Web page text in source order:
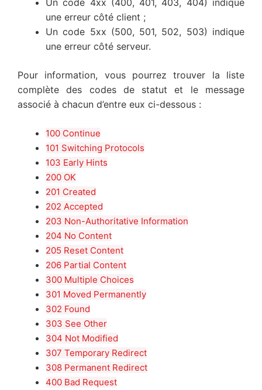
Un code 4xx (400, 401, 403, 404) indique
une erreur côté client ;
Un code 5xx (500, 501, 502, 503) indique
une erreur côté serveur.
Pour information, vous pourrez trouver la liste
complète des codes de statut et le message
associé à chacun d’entre eux ci-dessous :
100 Continue
101 Switching Protocols
103 Early Hints
200 OK
201 Created
202 Accepted
203 Non-Authoritative Information
204 No Content
205 Reset Content
206 Partial Content
300 Multiple Choices
301 Moved Permanently
302 Found
303 See Other
304 Not Modified
307 Temporary Redirect
308 Permanent Redirect
400 Bad Request